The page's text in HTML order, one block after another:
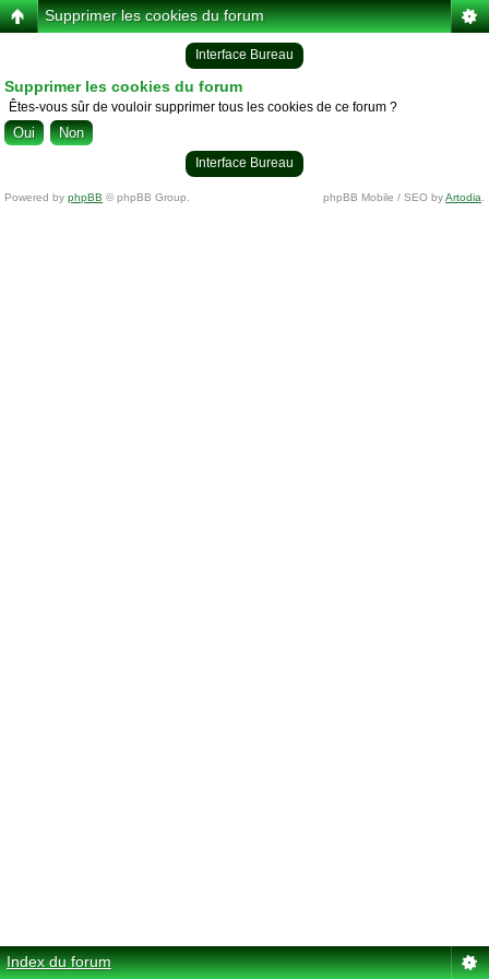
Supprimer les cookies du forum
Interface Bureau
Supprimer les cookies du forum
Êtes-vous sûr de vouloir supprimer tous les cookies de ce forum ?
Interface Bureau
Powered by phpBB © phpBB Group. phpBB Mobile / SEO byArtodia
Index du forum